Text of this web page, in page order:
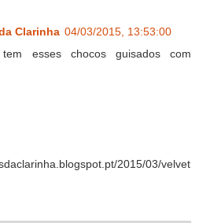
Clarinha 04/03/2015, 13:53:00
esses chocos guisados com
2015/03/velvet